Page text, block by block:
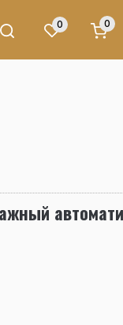
0 0